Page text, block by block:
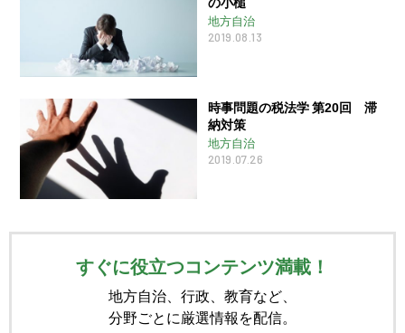
地方自治
2019.08.13
時事問題の税法学 第20回 滞
納対策
地方自治
2019.07.26
すぐに役立つコンテンツ満載！
地方自治、行政、教育など、
分野ごとに厳選情報を配信。